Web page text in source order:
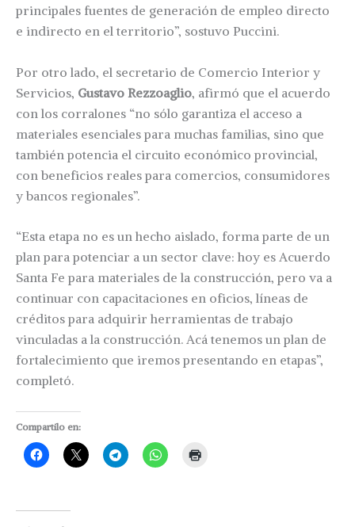
principales fuentes de generación de empleo directo
e indirecto en el territorio”, sostuvo Puccini.
Por otro lado, el secretario de Comercio Interior y
Servicios, Gustavo Rezzoaglio, afirmó que el acuerdo
con los corralones “no sólo garantiza el acceso a
materiales esenciales para muchas familias, sino que
también potencia el circuito económico provincial,
con beneficios reales para comercios, consumidores
y bancos regionales”.
“Esta etapa no es un hecho aislado, forma parte de un
plan para potenciar a un sector clave: hoy es Acuerdo
Santa Fe para materiales de la construcción, pero va a
continuar con capacitaciones en oficios, líneas de
créditos para adquirir herramientas de trabajo
vinculadas a la construcción. Acá tenemos un plan de
fortalecimiento que iremos presentando en etapas”,
completó.
Compartilo en: